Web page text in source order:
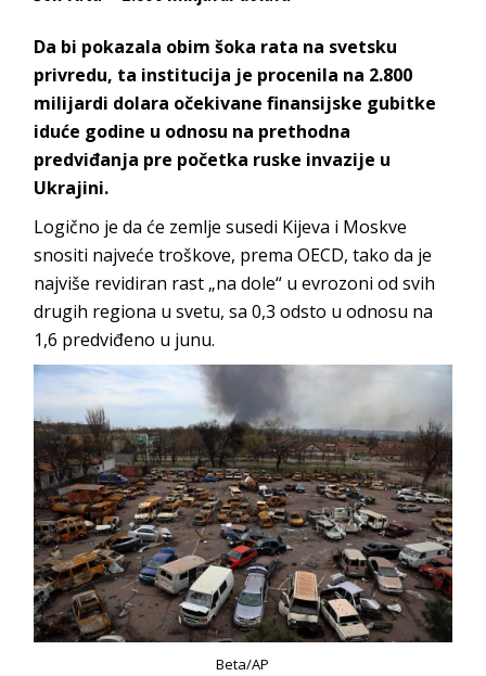
Da bi pokazala obim šoka rata na svetsku
privredu, ta institucija je procenila na 2.800
milijardi dolara očekivane finansijske gubitke
iduće godine u odnosu na prethodna
predviđanja pre početka ruske invazije u
Ukrajini.
Logično je da će zemlje susedi Kijeva i Moskve
snositi najveće troškove, prema OECD, tako da je
najviše revidiran rast „na dole“ u evrozoni od svih
drugih regiona u svetu, sa 0,3 odsto u odnosu na
1,6 predviđeno u junu.
Beta/AP